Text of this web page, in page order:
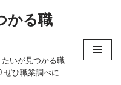
かる職
いが見つかる職
ぜひ職業調べに